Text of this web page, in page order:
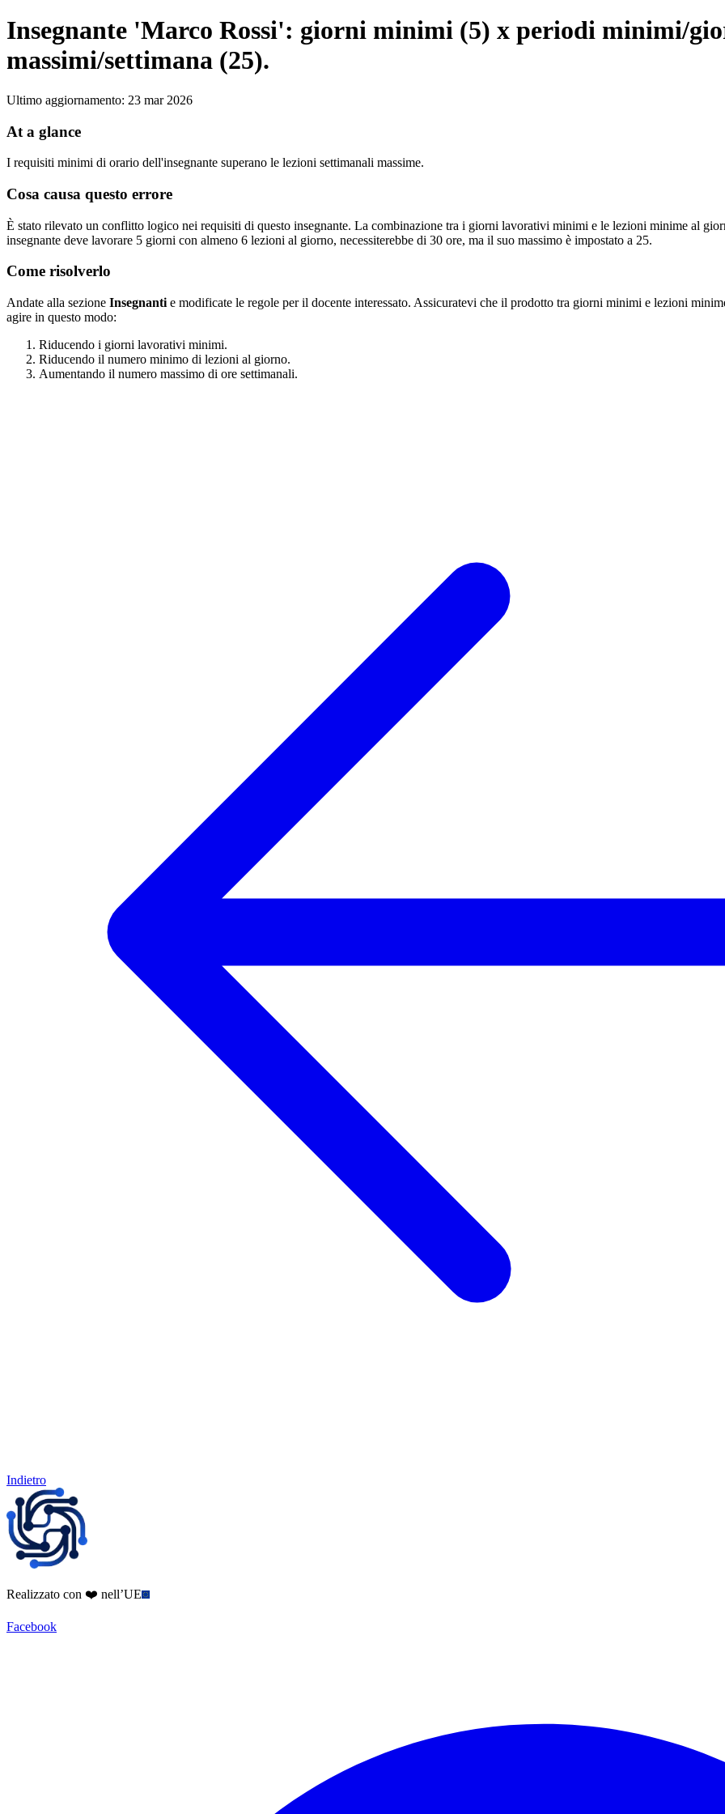
Insegnante 'Marco Rossi': giorni minimi (5) x periodi minimi/
massimi/settimana (25).
Ultimo aggiornamento: 23 mar 2026
At a glance
I requisiti minimi di orario dell'insegnante superano le lezioni settimanali massime.
Cosa causa questo errore
È stato rilevato un conflitto logico nei requisiti di questo insegnante. La combinazione tra i giorni lavorativi minimi e le lezioni minime al
insegnante deve lavorare 5 giorni con almeno 6 lezioni al giorno, necessiterebbe di 30 ore, ma il suo massimo è impostato a 25.
Come risolverlo
Andate alla sezione Insegnanti e modificate le regole per il docente interessato. Assicuratevi che il prodotto tra giorni minimi e lezioni
agire in questo modo:
Riducendo i giorni lavorativi minimi.
Riducendo il numero minimo di lezioni al giorno.
Aumentando il numero massimo di ore settimanali.
Indietro
Realizzato con ❤️ nell’UE
Facebook